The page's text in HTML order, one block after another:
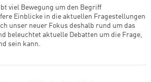
viel Bewegung um den Begriff
Einblicke in die aktuellen Fragestellungen
unser neuer Fokus deshalb rund um das
beleuchtet aktuelle Debatten um die Frage,
sein kann.